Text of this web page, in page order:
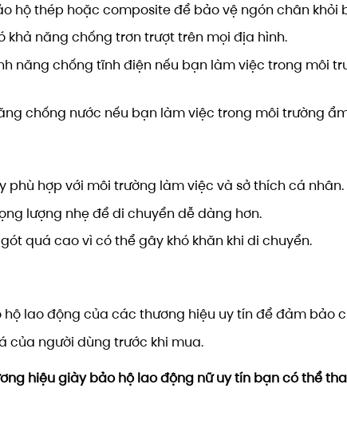
hộ thép hoặc composite để bảo vệ ngón chân khỏi
khả năng chống trơn trượt trên mọi địa hình.
năng chống tĩnh điện nếu bạn làm việc trong môi
chống nước nếu bạn làm việc trong môi trường
phù hợp với môi trường làm việc và sở thích cá nhân.
lượng nhẹ để di chuyển dễ dàng hơn.
quá cao vì có thể gây khó khăn khi di chuyển.
lao động của các thương hiệu uy tín để đảm bảo
của người dùng trước khi mua.
hiệu giày bảo hộ lao động nữ uy tín bạn có thể